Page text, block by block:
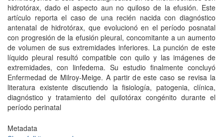
hidrotórax, dado el aspecto aun no quiloso de la efusión. Este
artículo reporta el caso de una recién nacida con diagnóstico
antenatal de hidrotórax, que evolucionó en el período posnatal
con progresión de la efusión pleural, concomitante a un aumento
de volumen de sus extremidades inferiores. La punción de este
líquido pleural resultó compatible con quilo y las imágenes de
extremidades, con linfedema. Su estudio finalmente concluyó
Enfermedad de Milroy-Meige. A partir de este caso se revisa la
literatura existente discutiendo la fisiología, patogenia, clínica,
diagnóstico y tratamiento del quilotórax congénito durante el
período perinatal
Metadata